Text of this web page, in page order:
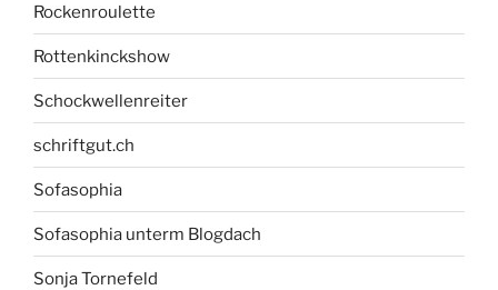
Rockenroulette
Rottenkinckshow
Schockwellenreiter
schriftgut.ch
Sofasophia
Sofasophia unterm Blogdach
Sonja Tornefeld